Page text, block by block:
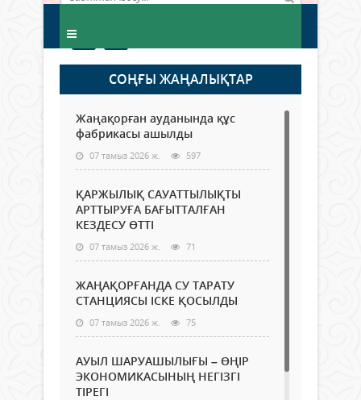
СОҢҒЫ ЖАҢАЛЫҚТАР
Жаңақорған ауданында құс
фабрикасы ашылды
07 тамыз 2026 ж. 597
ҚАРЖЫЛЫҚ САУАТТЫЛЫҚТЫ
АРТТЫРУҒА БАҒЫТТАЛҒАН
КЕЗДЕСУ ӨТТІ
07 тамыз 2026 ж. 71
ЖАҢАҚОРҒАНДА СУ ТАРАТУ
СТАНЦИЯСЫ ІСКЕ ҚОСЫЛДЫ
07 тамыз 2026 ж. 75
АУЫЛ ШАРУАШЫЛЫҒЫ – ӨҢІР
ЭКОНОМИКАСЫНЫҢ НЕГІЗГІ
ТІРЕГІ